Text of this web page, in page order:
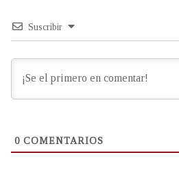
Suscribir
0 COMENTARIOS